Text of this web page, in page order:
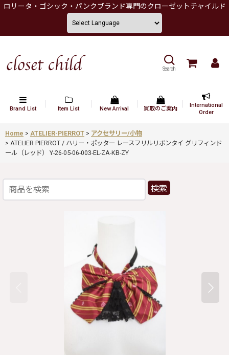
ロリータ・ゴシック・パンクブランド専門のクローゼットチャイルド
Search
Brand List Item List New Arrival 買取のご案内
International
Order
Home > ATELIER-PIERROT > アクセサリー/小物
> ATELIER PIERROT / ハリー・ポッター レースフリルリボンタイ グリフィンド
ール（レッド） Y-26-05-06-003-EL-ZA-KB-ZY
検索